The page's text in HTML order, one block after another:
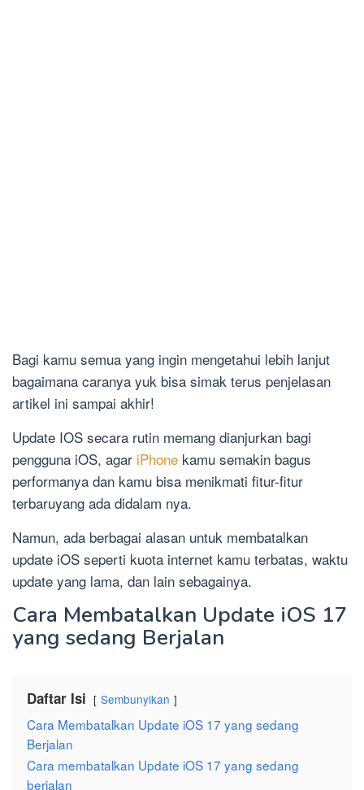
Bagi kamu semua yang ingin mengetahui lebih lanjut
bagaimana caranya yuk bisa simak terus penjelasan
artikel ini sampai akhir!
Update IOS secara rutin memang dianjurkan bagi
pengguna iOS, agar iPhone kamu semakin bagus
performanya dan kamu bisa menikmati fitur-fitur
terbaruyang ada didalam nya.
Namun, ada berbagai alasan untuk membatalkan
update iOS seperti kuota internet kamu terbatas, waktu
update yang lama, dan lain sebagainya.
Cara Membatalkan Update iOS 17
yang sedang Berjalan
Daftar Isi Sembunyikan
Cara Membatalkan Update iOS 17 yang sedang
Berjalan
Cara membatalkan Update iOS 17 yang sedang
berjalan